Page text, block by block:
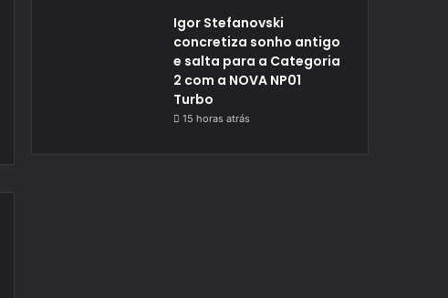
Igor Stefanovski
concretiza sonho antigo
e salta para a Categoria
2 com a NOVA NP01
Turbo
15 horas atrás